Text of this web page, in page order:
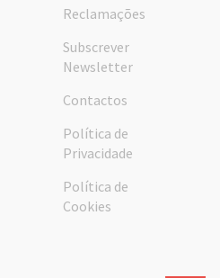
Reclamações
Subscrever
Newsletter
Contactos
Política de
Privacidade
Política de
Cookies